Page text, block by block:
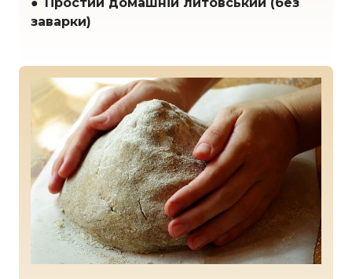
заварки)